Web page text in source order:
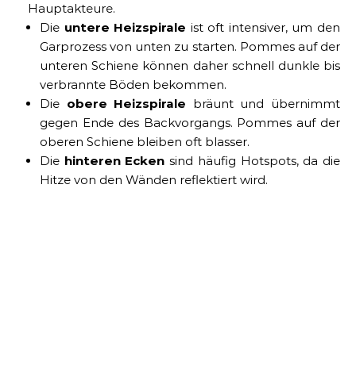
Hauptakteure.
Die untere Heizspirale ist oft intensiver, um den
Garprozess von unten zu starten. Pommes auf der
unteren Schiene können daher schnell dunkle bis
verbrannte Böden bekommen.
Die obere Heizspirale bräunt und übernimmt
gegen Ende des Backvorgangs. Pommes auf der
oberen Schiene bleiben oft blasser.
Die hinteren Ecken sind häufig Hotspots, da die
Hitze von den Wänden reflektiert wird.